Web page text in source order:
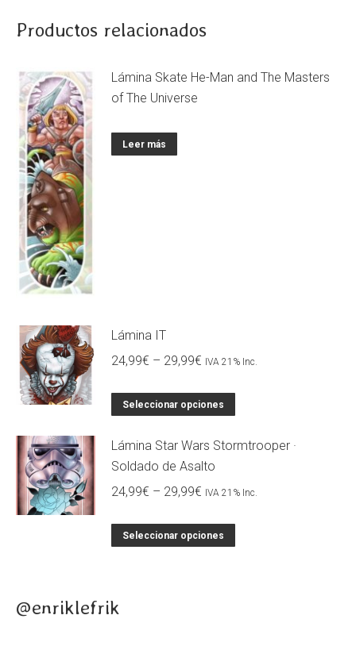
Productos relacionados
Lámina Skate He-Man and The Masters
of The Universe
Leer más
Lámina IT
24,99€ – 29,99€ IVA 21% Inc.
Seleccionar opciones
Lámina Star Wars Stormtrooper ·
Soldado de Asalto
24,99€ – 29,99€ IVA 21% Inc.
Seleccionar opciones
@enriklefrik